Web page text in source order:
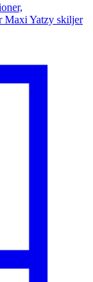
Maxi Yatzy skiljer